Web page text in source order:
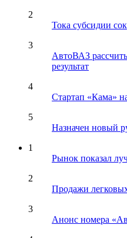
2
Тока субсидии
3
АвтоВАЗ
результат
4
Стартап «Кама»
5
Назначен новый
1
Рынок показал
2
Продажи
3
Анонс номера